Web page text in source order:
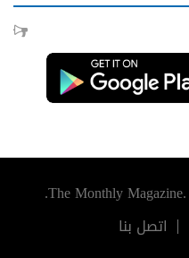
اتصل بنا